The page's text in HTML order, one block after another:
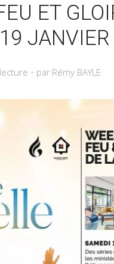
ET
par Rémy BAYLE